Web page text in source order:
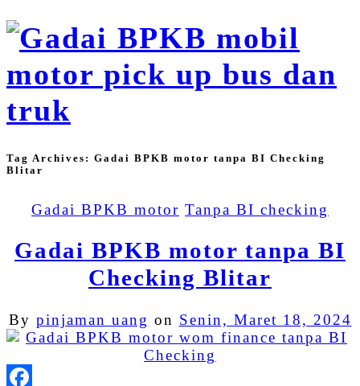
Tag Archives: Gadai BPKB motor tanpa BI Checking
Blitar
Gadai BPKB motor Tanpa BI checking
Gadai BPKB motor tanpa BI
Checking Blitar
By pinjaman uang on Senin, Maret 18, 2024